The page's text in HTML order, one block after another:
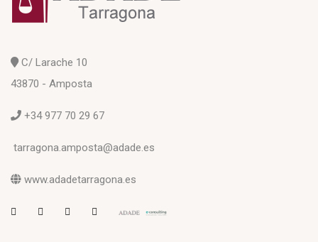
C/ Larache 10
43870 - Amposta
+34 977 70 29 67
tarragona.amposta@adade.es
www.adadetarragona.es